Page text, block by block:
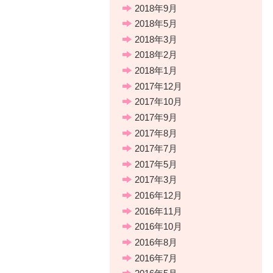
2018年9月
2018年5月
2018年3月
2018年2月
2018年1月
2017年12月
2017年10月
2017年9月
2017年8月
2017年7月
2017年5月
2017年3月
2016年12月
2016年11月
2016年10月
2016年8月
2016年7月